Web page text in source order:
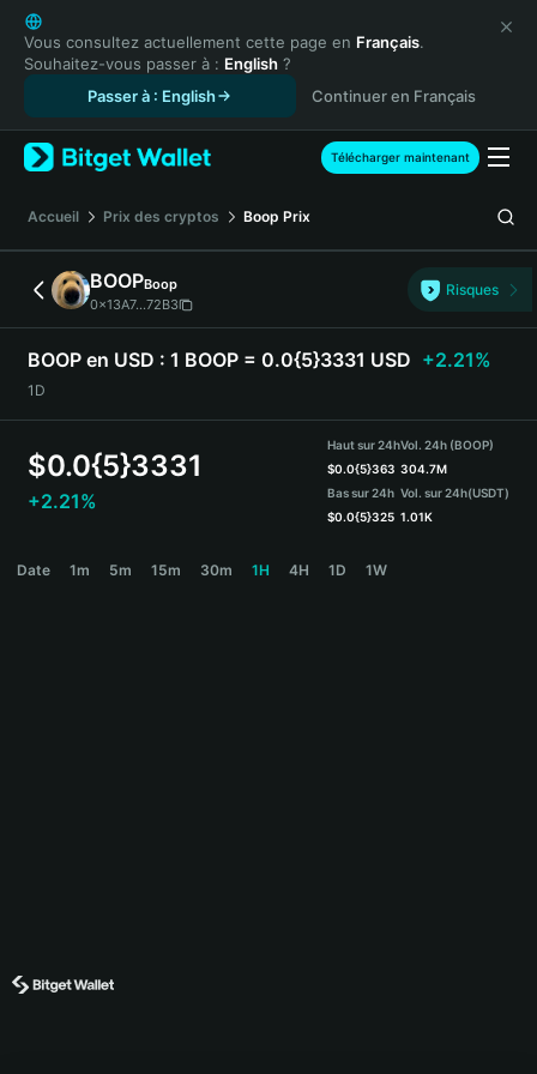
English
日本語
Tiếng Việt
Español (Latinoamérica)
Türkçe
Français
Deutsch
简体中文
繁體中文
Português (Portugal)
Bahasa Indonesia
ภาษาไทย
हिन्दी
Español
Português (Brasil)
Vous consultez actuellement cette page en Français.
Souhaitez-vous passer à : English ?
Passer à : English
Continuer en Français
Télécharger maintenant
Accueil Prix des cryptos Boop Prix
BOOPBoop
0x13A7...72B3
Risques
BOOP en USD : 1 BOOP = 0.0{5}3331 USD +2.21%
1D
$0.0{5}3331
+2.21%
Haut sur 24h
$0.0{5}363
Bas sur 24h
$0.0{5}325
Vol. 24h (BOOP)
304.7M
Vol. sur 24h(USDT)
1.01K
Date 1m 5m 15m 30m 1H 4H 1D 1W